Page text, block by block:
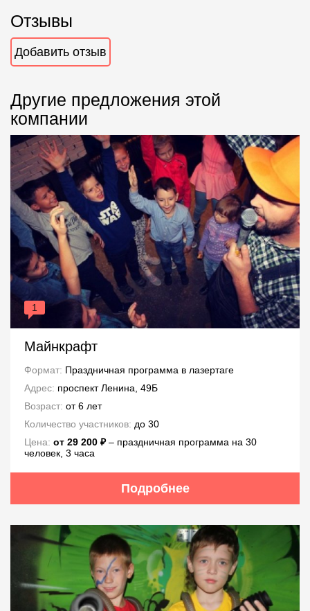
Отзывы
Добавить отзыв
Другие предложения этой
компании
1
Майнкрафт
Формат: Праздничная программа в лазертаге
Адрес: проспект Ленина, 49Б
Возраст: от 6 лет
Количество участников: до 30
Цена: от 29 200 ₽– праздничная программа на 30
человек, 3 часа
Подробнее